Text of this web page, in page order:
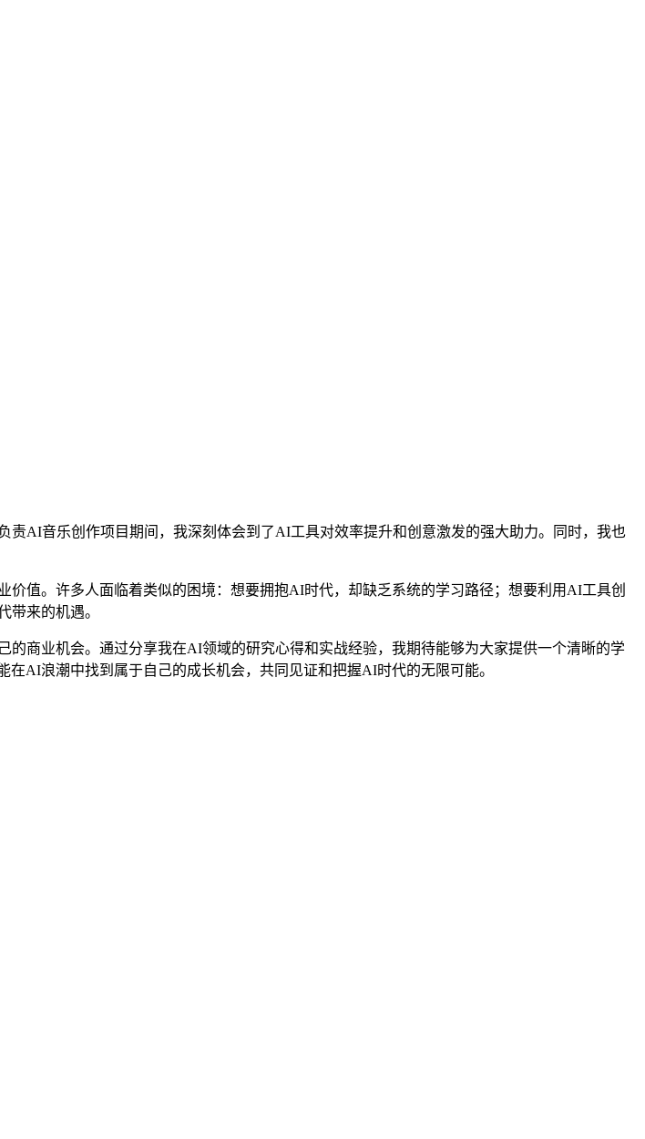
AI音乐创作项目期间，我深刻体会到了AI工具对效率提升和创意激发的强大助力。同时，我也
值。许多人面临着类似的困境：想要拥抱AI时代，却缺乏系统的学习路径；想要利用AI工具创
带来的机遇。
商业机会。通过分享我在AI领域的研究心得和实战经验，我期待能够为大家提供一个清晰的学
AI浪潮中找到属于自己的成长机会，共同见证和把握AI时代的无限可能。